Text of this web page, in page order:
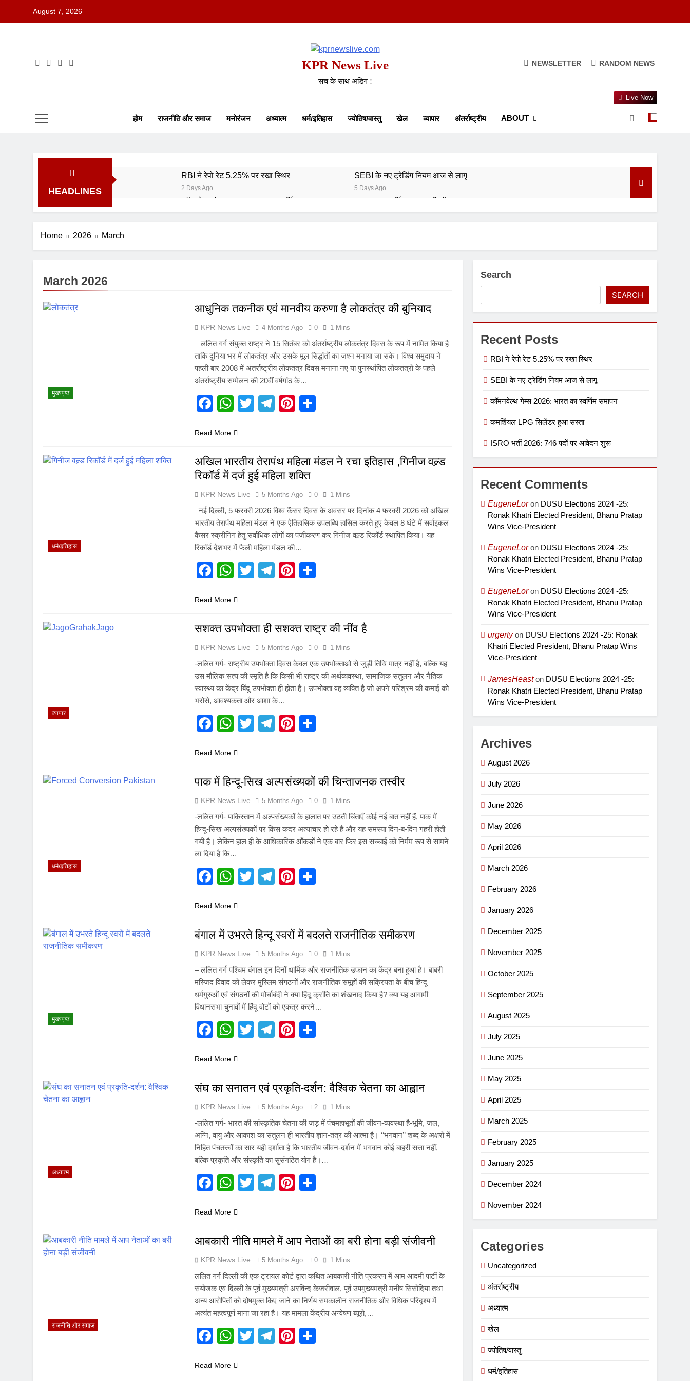
August 7, 2026
KPR News Live
सच के साथ अडिग !
NEWSLETTER RANDOM NEWS
होम राजनीति और समाज मनोरंजन अध्यात्म धर्म/इतिहास ज्योतिष/वास्तु खेल व्यापार अंतर्राष्ट्रीय ABOUT
Live Now
HEADLINES
RBI ने रेपो रेट 5.25% पर रखा स्थिर
2 Days Ago
SEBI के नए ट्रेडिंग नियम आज से लागू
5 Days Ago
कॉमनवेल्थ गेम्स 2026: भारत का स्वर्णिम समापन
5 Days Ago
कमर्शियल LPG सिलेंडर हुआ सस्ता
6 Days Ago
Home 2026 March
March 2026
मुख्यपृष्ठ
आधुनिक तकनीक एवं मानवीय करुणा है लोकतंत्र की बुनियाद
KPR News Live 4 Months Ago 0 1 Mins
– ललित गर्ग संयुक्त राष्ट्र ने 15 सितंबर को अंतर्राष्ट्रीय लोकतंत्र दिवस के रूप में नामित किया है
ताकि दुनिया भर में लोकतंत्र और उसके मूल सिद्धांतों का जश्न मनाया जा सके। विश्व समुदाय ने
पहली बार 2008 में अंतर्राष्ट्रीय लोकतंत्र दिवस मनाना नए या पुनर्स्थापित लोकतंत्रों के पहले
अंतर्राष्ट्रीय सम्मेलन की 20वीं वर्षगांठ के…
Facebook
WhatsApp
Twitter
Telegram
Pinterest
Read More
धर्म/इतिहास
अखिल भारतीय तेरापंथ महिला मंडल ने रचा इतिहास ,गिनीज वल्र्ड
रिकॉर्ड में दर्ज हुई महिला शक्ति
KPR News Live 5 Months Ago 0 1 Mins
नई दिल्ली, 5 फरवरी 2026 विश्व कैंसर दिवस के अवसर पर दिनांक 4 फरवरी 2026 को अखिल
भारतीय तेरापंथ महिला मंडल ने एक ऐतिहासिक उपलब्धि हासिल करते हुए केवल 8 घंटे में सर्वाइकल
कैंसर स्क्रीनिंग हेतु सर्वाधिक लोगों का पंजीकरण कर गिनीज वल्र्ड रिकॉर्ड स्थापित किया। यह
रिकॉर्ड देशभर में फैली महिला मंडल की…
Facebook
WhatsApp
Twitter
Telegram
Pinterest
Read More
व्यापार
सशक्त उपभोक्ता ही सशक्त राष्ट्र की नींव है
KPR News Live 5 Months Ago 0 1 Mins
-ललित गर्ग- राष्ट्रीय उपभोक्ता दिवस केवल एक उपभोक्ताओ से जुड़ी तिथि मात्र नहीं है, बल्कि यह
उस मौलिक सत्य की स्मृति है कि किसी भी राष्ट्र की अर्थव्यवस्था, सामाजिक संतुलन और नैतिक
स्वास्थ्य का केंद्र बिंदु उपभोक्ता ही होता है। उपभोक्ता वह व्यक्ति है जो अपने परिश्रम की कमाई को
भरोसे, आवश्यकता और आशा के…
Facebook
WhatsApp
Twitter
Telegram
Pinterest
Read More
धर्म/इतिहास
पाक में हिन्दू-सिख अल्पसंख्यकों की चिन्ताजनक तस्वीर
KPR News Live 5 Months Ago 0 1 Mins
-ललित गर्ग- पाकिस्तान में अल्पसंख्यकों के हालात पर उठती चिंताएँ कोई नई बात नहीं हैं, पाक में
हिन्दू-सिख अल्पसंख्यकों पर किस कदर अत्याचार हो रहे हैं और यह समस्या दिन-ब-दिन गहरी होती
गयी है। लेकिन हाल ही के आधिकारिक आँकड़ों ने एक बार फिर इस सच्चाई को निर्मम रूप से सामने
ला दिया है कि…
Facebook
WhatsApp
Twitter
Telegram
Pinterest
Read More
मुख्यपृष्ठ
बंगाल में उभरते हिन्दू स्वरों में बदलते राजनीतिक समीकरण
KPR News Live 5 Months Ago 0 1 Mins
– ललित गर्ग पश्चिम बंगाल इन दिनों धार्मिक और राजनीतिक उफान का केंद्र बना हुआ है। बाबरी
मस्जिद विवाद को लेकर मुस्लिम संगठनों और राजनीतिक समूहों की सक्रियता के बीच हिन्दू
धर्मगुरुओं एवं संगठनों की मोर्चाबंदी ने क्या हिंदू क्रांति का शंखनाद किया है? क्या यह आगामी
विधानसभा चुनावों में हिंदू वोटों को एकत्र करने…
Facebook
WhatsApp
Twitter
Telegram
Pinterest
Read More
अध्यात्म
संघ का सनातन एवं प्रकृति-दर्शन: वैश्विक चेतना का आह्वान
KPR News Live 5 Months Ago 2 1 Mins
-ललित गर्ग- भारत की सांस्कृतिक चेतना की जड़ में पंचमहाभूतों की जीवन-व्यवस्था है-भूमि, जल,
अग्नि, वायु और आकाश का संतुलन ही भारतीय ज्ञान-तंत्र की आत्मा है। ‘‘भगवान’’ शब्द के अक्षरों में
निहित पंचतत्त्वों का सार यही दर्शाता है कि भारतीय जीवन-दर्शन में भगवान कोई बाहरी सत्ता नहीं,
बल्कि प्रकृति और संस्कृति का सुसंगठित योग है।…
Facebook
WhatsApp
Twitter
Telegram
Pinterest
Read More
राजनीति और समाज
आबकारी नीति मामले में आप नेताओं का बरी होना बड़ी संजीवनी
KPR News Live 5 Months Ago 0 1 Mins
ललित गर्ग दिल्ली की एक ट्रायल कोर्ट द्वारा कथित आबकारी नीति प्रकरण में आम आदमी पार्टी के
संयोजक एवं दिल्ली के पूर्व मुख्यमंत्री अरविन्द केजरीवाल, पूर्व उपमुख्यमंत्री मनीष सिसोदिया तथा
अन्य आरोपितों को दोषमुक्त किए जाने का निर्णय समकालीन राजनीतिक और विधिक परिदृश्य में
अत्यंत महत्वपूर्ण माना जा रहा है। यह मामला केंद्रीय अन्वेषण ब्यूरो,…
Facebook
WhatsApp
Twitter
Telegram
Pinterest
Read More
Search
SEARCH
Recent Posts
RBI ने रेपो रेट 5.25% पर रखा स्थिर
SEBI के नए ट्रेडिंग नियम आज से लागू
कॉमनवेल्थ गेम्स 2026: भारत का स्वर्णिम समापन
कमर्शियल LPG सिलेंडर हुआ सस्ता
ISRO भर्ती 2026: 746 पदों पर आवेदन शुरू
Recent Comments
EugeneLoron DUSU Elections 2024 -25:
Ronak Khatri Elected President, Bhanu Pratap
Wins Vice-President
EugeneLoron DUSU Elections 2024 -25:
Ronak Khatri Elected President, Bhanu Pratap
Wins Vice-President
EugeneLoron DUSU Elections 2024 -25:
Ronak Khatri Elected President, Bhanu Pratap
Wins Vice-President
urgertyon DUSU Elections 2024 -25: Ronak
Khatri Elected President, Bhanu Pratap Wins
Vice-President
JamesHeaston DUSU Elections 2024 -25:
Ronak Khatri Elected President, Bhanu Pratap
Wins Vice-President
Archives
August 2026
July 2026
June 2026
May 2026
April 2026
March 2026
February 2026
January 2026
December 2025
November 2025
October 2025
September 2025
August 2025
July 2025
June 2025
May 2025
April 2025
March 2025
February 2025
January 2025
December 2024
November 2024
Categories
Uncategorized
अंतर्राष्ट्रीय
अध्यात्म
खेल
ज्योतिष/वास्तु
धर्म/इतिहास